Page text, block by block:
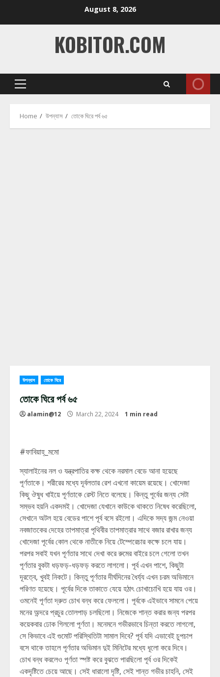
August 8, 2026
KOBITOR.COM
Primary
Home উপন্যাস তোকে ঘিরে পর্ব ৬৫
উপন্যাস তোকে ঘিরে
তোকে ঘিরে পর্ব ৬৫
alamin@12 March 22, 2024 1 min read
#ফাবিয়াহ্_মমো
স্যালাইনের নল ও যন্ত্রপাতির কক্ষ থেকে নরমাল বেডে আনা হয়েছে
পূর্ণতাকে। শরীরের মধ্যে দূর্বলতার রেশ এখনো কায়েম রয়েছে। খোদেজা
কিছু ঔষুধ খাইয়ে পূর্ণতাকে রেস্ট নিতে বলেছে। কিন্তু পূর্বের জন্য সেটা
সম্ভব হয়নি একদমই। খোদেজা যেখানে কাউকে থাকতে নিষেধ করেছিলো,
সেখানে অটল হয়ে বেডের পাশে পূর্ব বসে রইলো। এদিকে সদ্য জন্ম নেওয়া
নবজাতকের দেহের তাপমাত্রা পৃথিবীর তাপমাত্রার সাথে বজার রাখার জন্য
খোদেজা পূর্বের কোল থেকে নাতীকে নিয়ে টেম্পেরেচার কক্ষে চলে যায়।
পরপর সবাই যখন পূর্ণতার সাথে দেখা করে রুমের বাইরে চলে গেলো তখন
পূর্ণতার বুকটা ধড়ফড়-ধড়ফড় করতে লাগলো। পূর্ব এখন পাশে, কিছুটা
দূরত্বে, খুবই নিকটে। কিন্তু পূর্ণতার দীর্ঘদিনের ধৈর্য্য এখন চরম অভিমানে
পরিণত হয়েছে। পূর্বের দিকে তাকাতে যেয়ে হঠাৎ চোখাচোখি হয়ে যায় ওর।
ওমনেই পূর্ণতা দ্রুত চোখ বন্ধ করে ফেললো। পূর্বকে এইভাবে সামনে পেয়ে
মনের অন্দরে প্রচুর তোলপাড় চলছিলো। নিজেকে শান্ত করার জন্য পরপর
কয়েকবার ঢোক গিললো পূর্ণতা। মনেমনে গভীরভাবে চিন্তা করতে লাগলো,
সে কিভাবে এই গুমোট পরিস্থিতিটা সামাল দিবে? পূর্ব যদি এভাবেই চুপচাপ
বসে থাকে তাহলে পূর্ণতার অভিমান দুই মিনিটের মধ্যে ধূলো করে দিবে।
চোখ বন্ধ করলেও পূর্ণতা স্পষ্ট করে বুঝতে পারছিলো পূর্ব ওর দিকেই
একদৃষ্টিতে চেয়ে আছে। সেই ধারালো দৃষ্টি, সেই শান্ত গভীর চাহনি, সেই